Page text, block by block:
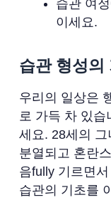
습관 여
이세요.
습관 형성의
우리의 일상은
로 가득 차 있
세요. 28세의
분열되고 혼란
음fully 기르면
습관의 기초를